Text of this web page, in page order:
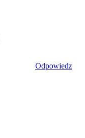
Odpowiedz